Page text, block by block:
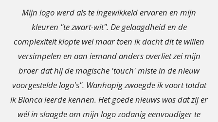
Mijn logo werd als te ingewikkeld ervaren en mijn
kleuren "te zwart-wit". De gelaagdheid en de
complexiteit klopte wel maar toen ik dacht dit te willen
versimpelen en aan iemand anders overliet zei mijn
broer dat hij de magische 'touch' miste in de nieuw
voorgestelde logo's". Wanhopig zwoegde ik voort totdat
ik Bianca leerde kennen. Het goede nieuws was dat zij er
wél in slaagde om mijn logo zodanig eenvoudiger te